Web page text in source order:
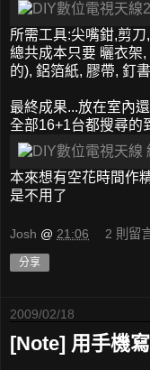
所需工具:尖嘴鉗,剪刀
總共成本只要 曬衣架
的), 鋁箔紙, 膠帶, 釘
最終成果...放在室內
全部16+1台都搜尋的
本來想有空花時間作
是不用了
Josh @ 21:06 2 則留
分享
2009/02/18
[Note] 用手機